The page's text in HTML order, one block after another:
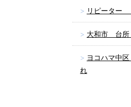
リピーター
大和市 台
ヨコハマ中
れ